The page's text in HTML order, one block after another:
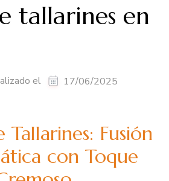
tallarines en
el 17/06/2025
Tallarines: Fusión
con Toque